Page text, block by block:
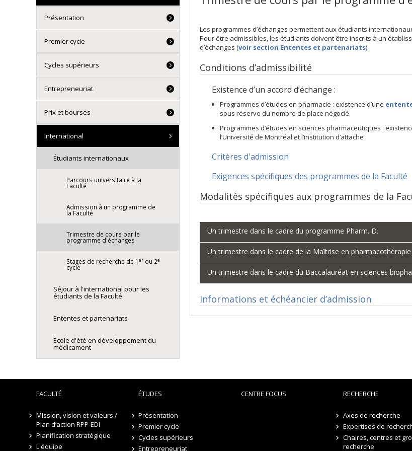
Les programmes d’échanges permettent aux étudiants
Pour être admissibles, les étudiants doivent être inscrits à un
d’échanges (voir section Ententes et partenariats).
Conditions d’admissibilité
Existence d’un accord d’échange :
Programmes d’études en pharmacie : existence d’une
sous réserve du nombre de place négocié.
Programmes d’études en sciences pharmaceutiques :
l’Université de Montréal et l’institution d’attache :
Critères d'admission
Exigences spécifiques des programmes de la Faculté
Modalités spécifiques aux programmes de la
Un trimestre dans le cadre du programme Pharm. D.
Un trimestre dans le cadre de la Maîtrise en
Un trimestre dans le cadre du Baccalauréat en sciences
Informations et échéancier d’admission
Présentation
Premier cycle
Cycles supérieurs
Entrepreneuriat
Prix et bourses
International
Étudiants internationaux
Parcours universitaire à la
Faculté
Admission à un programme de
la Faculté
Trimestre de cours par le
programme d'échanges
Stages de recherche de 1 erou 2e
cycle
Séjour à l'international pour les
étudiants de la Faculté
Ententes et partenariats
École d'été en développement du
médicament
FACULTÉ
Mission, vision et valeurs /
Plan d’action RPP-EDI
Planification stratégique
L'équipe
ÉTUDES
Présentation
Premier cycle
Cycles supérieurs
Entrepreneuriat
CENTRE FOCUS RECHERCHE
Axes de recherche
Expertises de
Chaires, centres et
recherche